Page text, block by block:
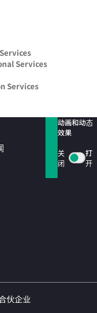
Services
Services
动画和动态
效果
关
闭
打
开
伙企业